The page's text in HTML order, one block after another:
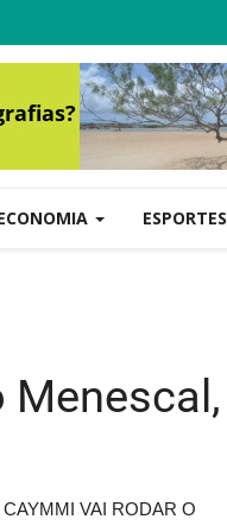
ESPORTES
Menescal,
VAI RODAR O